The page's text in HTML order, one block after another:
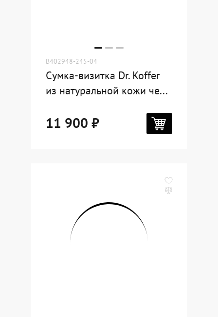
B402948-245-04
Сумка-визитка Dr. Koffer
из натуральной кожи че...
11 900 ₽